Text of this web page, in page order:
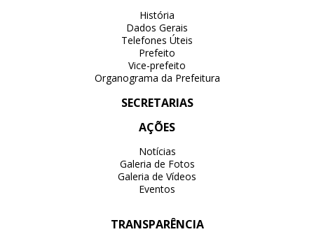
História
Dados Gerais
Telefones Úteis
Prefeito
Vice-prefeito
Organograma da Prefeitura
SECRETARIAS
AÇÕES
Notícias
Galeria de Fotos
Galeria de Vídeos
Eventos
TRANSPARÊNCIA